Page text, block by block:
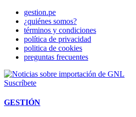
gestion.pe
¿quiénes somos?
términos y condiciones
política de privacidad
politica de cookies
preguntas frecuentes
Suscríbete
GESTIÓN